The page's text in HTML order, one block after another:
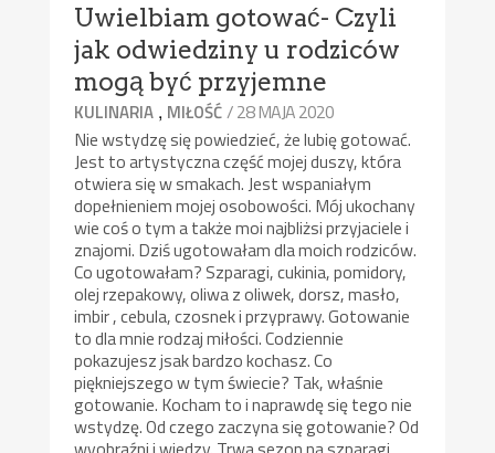
Uwielbiam gotować- Czyli
jak odwiedziny u rodziców
mogą być przyjemne
KULINARIA , MIŁOŚĆ/ 28 MAJA 2020
Nie wstydzę się powiedzieć, że lubię gotować.
Jest to artystyczna część mojej duszy, która
otwiera się w smakach. Jest wspaniałym
dopełnieniem mojej osobowości. Mój ukochany
wie coś o tym a także moi najbliżsi przyjaciele i
znajomi. Dziś ugotowałam dla moich rodziców.
Co ugotowałam? Szparagi, cukinia, pomidory,
olej rzepakowy, oliwa z oliwek, dorsz, masło,
imbir , cebula, czosnek i przyprawy. Gotowanie
to dla mnie rodzaj miłości. Codziennie
pokazujesz jsak bardzo kochasz. Co
piękniejszego w tym świecie? Tak, właśnie
gotowanie. Kocham to i naprawdę się tego nie
wstydzę. Od czego zaczyna się gotowanie? Od